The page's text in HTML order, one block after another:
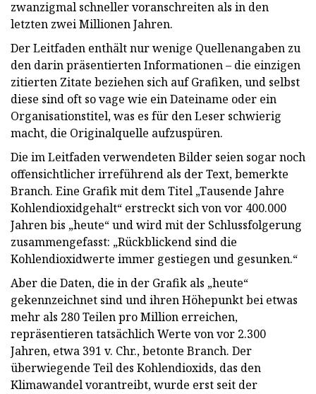
zwanzigmal schneller voranschreiten als in den
letzten zwei Millionen Jahren.
Der Leitfaden enthält nur wenige Quellenangaben zu
den darin präsentierten Informationen – die einzigen
zitierten Zitate beziehen sich auf Grafiken, und selbst
diese sind oft so vage wie ein Dateiname oder ein
Organisationstitel, was es für den Leser schwierig
macht, die Originalquelle aufzuspüren.
Die im Leitfaden verwendeten Bilder seien sogar noch
offensichtlicher irreführend als der Text, bemerkte
Branch. Eine Grafik mit dem Titel „Tausende Jahre
Kohlendioxidgehalt“ erstreckt sich von vor 400.000
Jahren bis „heute“ und wird mit der Schlussfolgerung
zusammengefasst: „Rückblickend sind die
Kohlendioxidwerte immer gestiegen und gesunken.“
Aber die Daten, die in der Grafik als „heute“
gekennzeichnet sind und ihren Höhepunkt bei etwas
mehr als 280 Teilen pro Million erreichen,
repräsentieren tatsächlich Werte von vor 2.300
Jahren, etwa 391 v. Chr., betonte Branch. Der
überwiegende Teil des Kohlendioxids, das den
Klimawandel vorantreibt, wurde erst seit der